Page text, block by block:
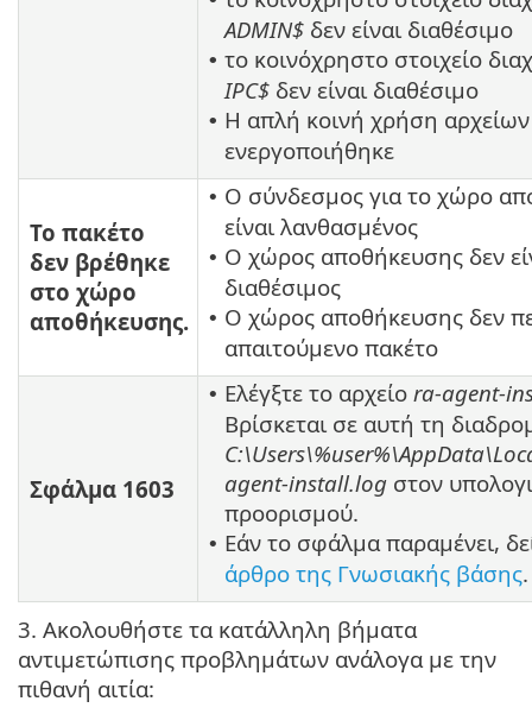
ADMIN$ δεν είναι διαθέσιμο
• το κοινόχρηστο στοιχείο
IPC$ δεν είναι διαθέσιμο
• Η απλή κοινή χρήση αρχείων
ενεργοποιήθηκε
Το πακέτο
δεν βρέθηκε
στο χώρο
αποθήκευσης.
• Ο σύνδεσμος για το χώρο
είναι λανθασμένος
• Ο χώρος αποθήκευσης δεν
διαθέσιμος
• Ο χώρος αποθήκευσης δεν
απαιτούμενο πακέτο
Σφάλμα 1603
• Ελέγξτε το αρχείο ra-agent-
Βρίσκεται σε αυτή τη
agent-install.log στον
προορισμού.
• Εάν το σφάλμα παραμένει,
άρθρο της Γνωσιακής βάσης.
3. Ακολουθήστε τα κατάλληλη βήματα
αντιμετώπισης προβλημάτων ανάλογα με την
πιθανή αιτία: